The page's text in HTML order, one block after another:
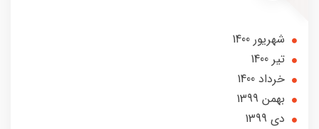
شهریور 1400
تير 1400
خرداد 1400
بهمن 1399
دی 1399